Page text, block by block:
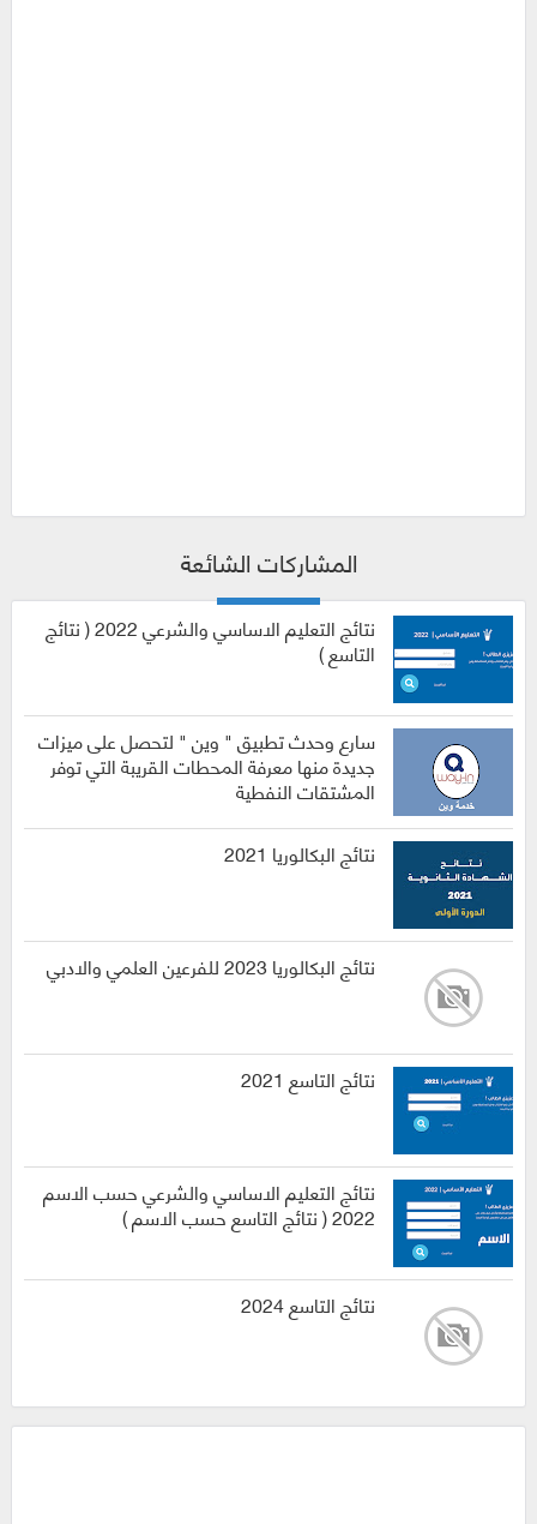
المشاركات الشائعة
نتائج التعليم الاساسي والشرعي 2022 ( نتائج
التاسع )
سارع وحدث تطبيق " وين " لتحصل على ميزات
جديدة منها معرفة المحطات القريبة التي توفر
المشتقات النفطية
نتائج البكالوريا 2021
نتائج البكالوريا 2023 للفرعين العلمي والادبي
نتائج التاسع 2021
نتائج التعليم الاساسي والشرعي حسب الاسم
2022 ( نتائج التاسع حسب الاسم )
نتائج التاسع 2024